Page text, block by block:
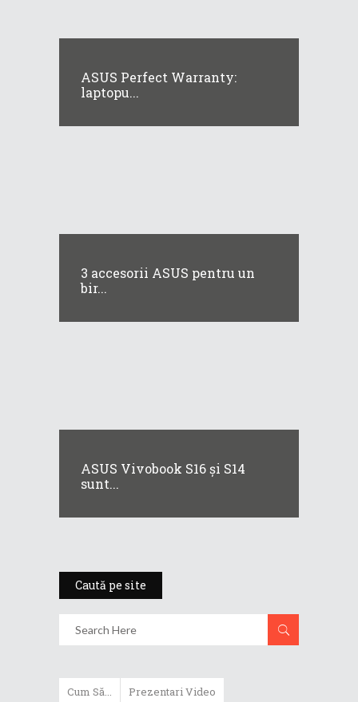
ASUS Perfect Warranty:
laptopu...
3 accesorii ASUS pentru un
bir...
ASUS Vivobook S16 și S14
sunt...
Caută pe site
Cum Să... Prezentari Video